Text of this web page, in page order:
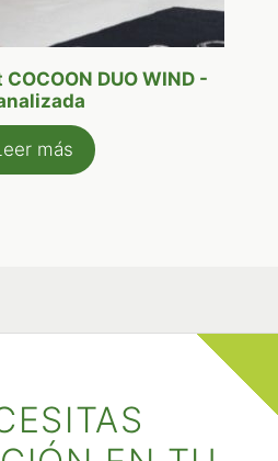
DUO WIND -
más